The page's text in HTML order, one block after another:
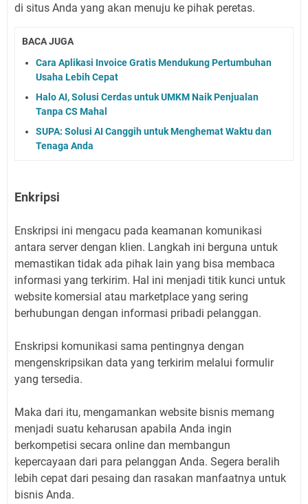
di situs Anda yang akan menuju ke pihak peretas.
BACA JUGA
Cara Aplikasi Invoice Gratis Mendukung Pertumbuhan
Usaha Lebih Cepat
Halo AI, Solusi Cerdas untuk UMKM Naik Penjualan
Tanpa CS Mahal
SUPA: Solusi AI Canggih untuk Menghemat Waktu dan
Tenaga Anda
Enkripsi
Enskripsi ini mengacu pada keamanan komunikasi
antara server dengan klien. Langkah ini berguna untuk
memastikan tidak ada pihak lain yang bisa membaca
informasi yang terkirim. Hal ini menjadi titik kunci untuk
website komersial atau marketplace yang sering
berhubungan dengan informasi pribadi pelanggan.
Enskripsi komunikasi sama pentingnya dengan
mengenskripsikan data yang terkirim melalui formulir
yang tersedia.
Maka dari itu, mengamankan website bisnis memang
menjadi suatu keharusan apabila Anda ingin
berkompetisi secara online dan membangun
kepercayaan dari para pelanggan Anda. Segera beralih
lebih cepat dari pesaing dan rasakan manfaatnya untuk
bisnis Anda.